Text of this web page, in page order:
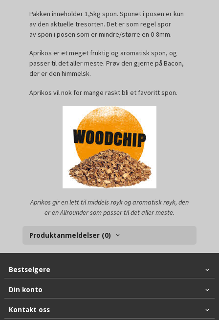
Pakken inneholder 1,5kg spon. Sponet i posen er kun
av den aktuelle tresorten. Det er som regel spor
av spon i posen som er mindre/større en 0-8mm.
Aprikos er et meget fruktig og aromatisk spon, og
passer til det aller meste. Prøv den gjerne på Bacon,
der er den himmelsk.
Aprikos vil nok for mange raskt bli et favoritt spon.
Aprikos gir en lett til middels røyk og aromatisk røyk, den
er en Allrounder som passer til det aller meste.
Produktanmeldelser (0)
Bestselgere
Din konto
Kontakt oss